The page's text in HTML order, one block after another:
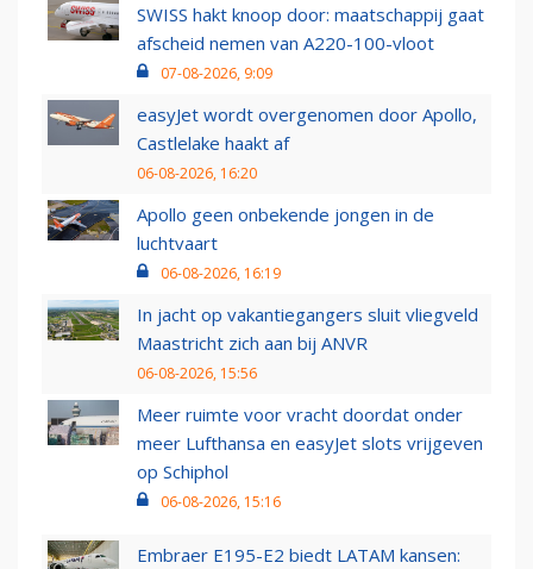
SWISS hakt knoop door: maatschappij gaat
afscheid nemen van A220-100-vloot
07-08-2026, 9:09
easyJet wordt overgenomen door Apollo,
Castlelake haakt af
06-08-2026, 16:20
Apollo geen onbekende jongen in de
luchtvaart
06-08-2026, 16:19
In jacht op vakantiegangers sluit vliegveld
Maastricht zich aan bij ANVR
06-08-2026, 15:56
Meer ruimte voor vracht doordat onder
meer Lufthansa en easyJet slots vrijgeven
op Schiphol
06-08-2026, 15:16
Embraer E195-E2 biedt LATAM kansen: